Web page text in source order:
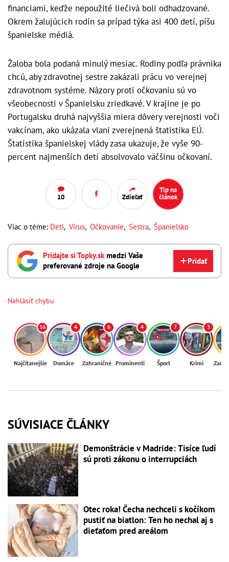
financiami, keďže nepoužité liečivá boli odhadzované.
Okrem žalujúcich rodín sa prípad týka asi 400 detí, píšu
španielske médiá.
Žaloba bola podaná minulý mesiac. Rodiny podľa právnika
chcú, aby zdravotnej sestre zakázali prácu vo verejnej
zdravotnom systéme. Názory proti očkovaniu sú vo
všeobecnosti v Španielsku zriedkavé. V krajine je po
Portugalsku druhá najvyššia miera dôvery verejnosti voči
vakcínam, ako ukázala vlani zverejnená štatistika EÚ.
Štatistika španielskej vlády zasa ukazuje, že vyše 90-
percent najmenších detí absolvovalo väčšinu očkovaní.
10 Zdieľať
Tip na
článok
Viac o téme: Deti, Vírus, Očkovanie, Sestra, Španielsko
Pridajte si Topky.skmedzi Vaše
preferované zdroje na Google
Pridať
Nahlásiť chybu
16
Najčítanejšie
4
Domáce
6
Zahraničné
4
Prominenti
7
Šport
3
Krimi
SÚVISIACE ČLÁNKY
Demonštrácie v Madride: Tisíce ľudí
sú proti zákonu o interrupciách
Otec roka! Čecha nechceli s kočíkom
pustiť na biatlon: Ten ho nechal aj s
dieťaťom pred areálom